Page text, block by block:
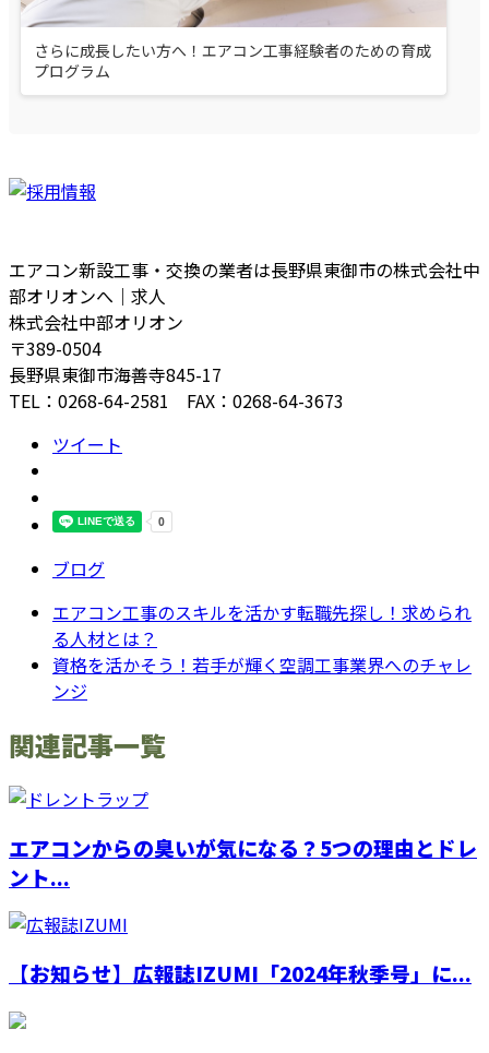
さらに成長したい方へ！エアコン工事経験者のための育成
プログラム
エアコン新設工事・交換の業者は長野県東御市の株式会社中
部オリオンへ｜求人
株式会社中部オリオン
〒389-0504
長野県東御市海善寺845-17
TEL：0268-64-2581 FAX：0268-64-3673
ツイート
ブログ
エアコン工事のスキルを活かす転職先探し！求められ
る人材とは？
資格を活かそう！若手が輝く空調工事業界へのチャレ
ンジ
関連記事一覧
エアコンからの臭いが気になる？5つの理由とドレ
ント...
【お知らせ】広報誌IZUMI「2024年秋季号」に...